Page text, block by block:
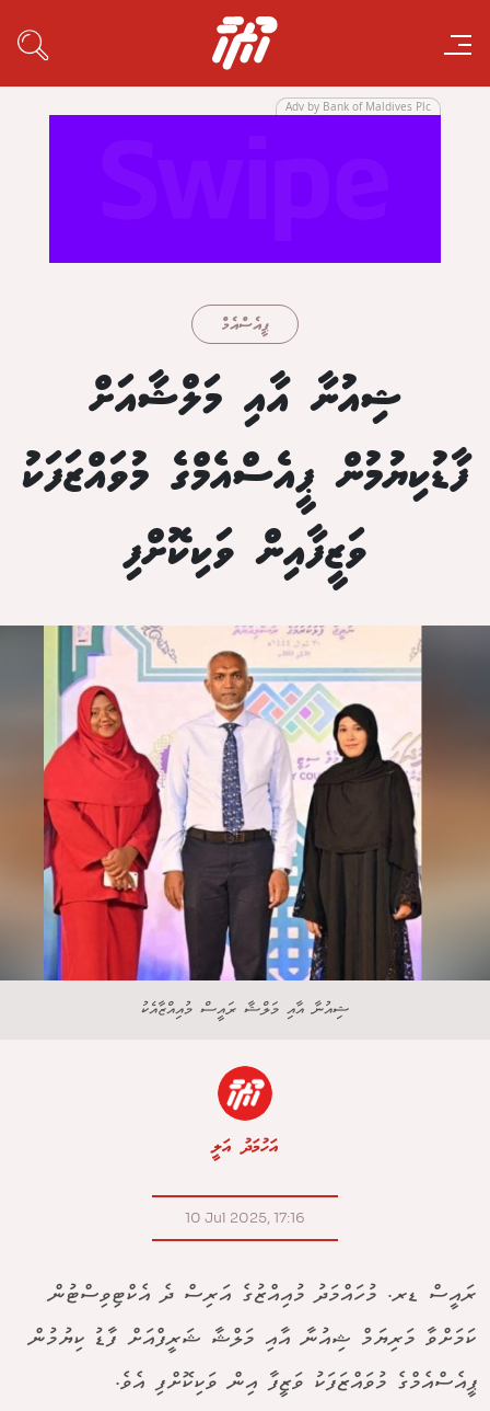
Adv by Bank of Maldives Plc
ޕީއެސްއެމް
ޝިއުނާ އާއި މަލްޝާއަށް
ފާޑުކިޔުމުން ޕީއެސްއެމްގެ މުވައްޒަފަކު
ވަޒީފާއިން ވަކިކޮށްފި
ޝިއުނާ އާއި މަލްޝާ ރައީސް މުއިއްޒާއެކު
އަހުމަދު އަލީ
10 Jul 2025, 17:16
ރައީސް ޑރ. މުހައްމަދު މުއިއްޒުގެ އަރިސް ދެ އެކްޓިވިސްޓުން
ކަމަށްވާ މަރިޔަމް ޝިއުނާ އާއި މަލްޝާ ޝަރީފްއަށް ފާޑު ކިޔުމުން
ޕީއެސްއެމްގެ މުވައްޒަފަކު ވަޒީފާ އިން ވަކިކޮށްފި އެވެ.